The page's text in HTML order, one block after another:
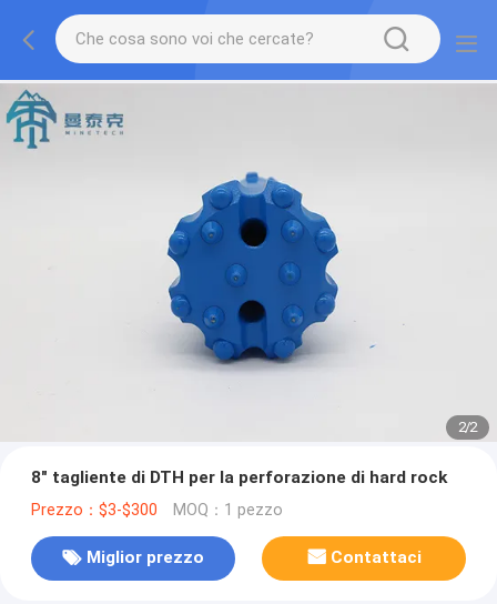
2/2
8" tagliente di DTH per la perforazione di hard rock
Prezzo：$3-$300 MOQ：1 pezzo
Miglior prezzo Contattaci